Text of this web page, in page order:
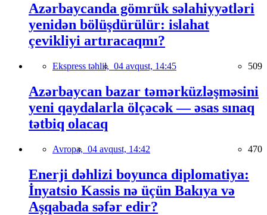
Azərbaycanda gömrük səlahiyyətləri
yenidən bölüşdürülür: islahat
çevikliyi artıracaqmı?
Ekspress təhlil, 04 avqust, 14:45 509
Azərbaycan bazar təmərküzləşməsini
yeni qaydalarla ölçəcək — əsas sınaq
tətbiq olacaq
Avropa, 04 avqust, 14:42 470
Enerji dəhlizi boyunca diplomatiya:
İnyatsio Kassis nə üçün Bakıya və
Aşqabada səfər edir?